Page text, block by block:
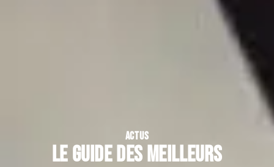
ACTUS
Le guide des meilleurs